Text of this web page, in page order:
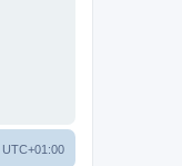
UTC+01:00